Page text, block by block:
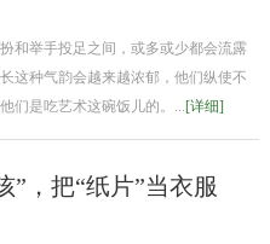
和举手投足之间，或多或少都会流露
这种气韵会越来越浓郁，他们纵使不
们是吃艺术这碗饭儿的。...[详细]
”，把“纸片”当衣服